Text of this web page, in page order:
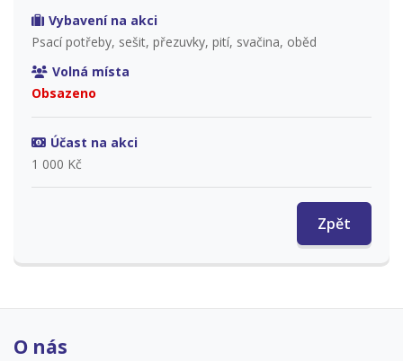
Vybavení na akci
Psací potřeby, sešit, přezuvky, pití, svačina, oběd
Volná místa
Obsazeno
Účast na akci
1 000 Kč
Zpět
O nás